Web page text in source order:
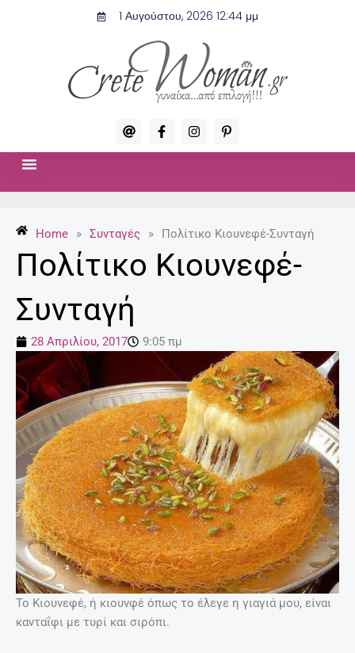
1 Αυγούστου, 2026 12:44 μμ
A
t
F
a
c
-
f
I
n
s
P
i
n
-
Home » Συνταγές » Πολίτικο Κιουνεφέ-Συνταγή
Πολίτικο Κιουνεφέ-
Συνταγή
28 Απριλίου, 2017 9:05 πμ
Το Κιουνεφέ, ή κιουνφέ όπως το έλεγε η γιαγιά μου, είναι
κανταΐφι με τυρί και σιρόπι.